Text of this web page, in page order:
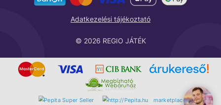
© 2026 REGIO JÁTÉK
Adatkezelési tájékoztató
marketplace